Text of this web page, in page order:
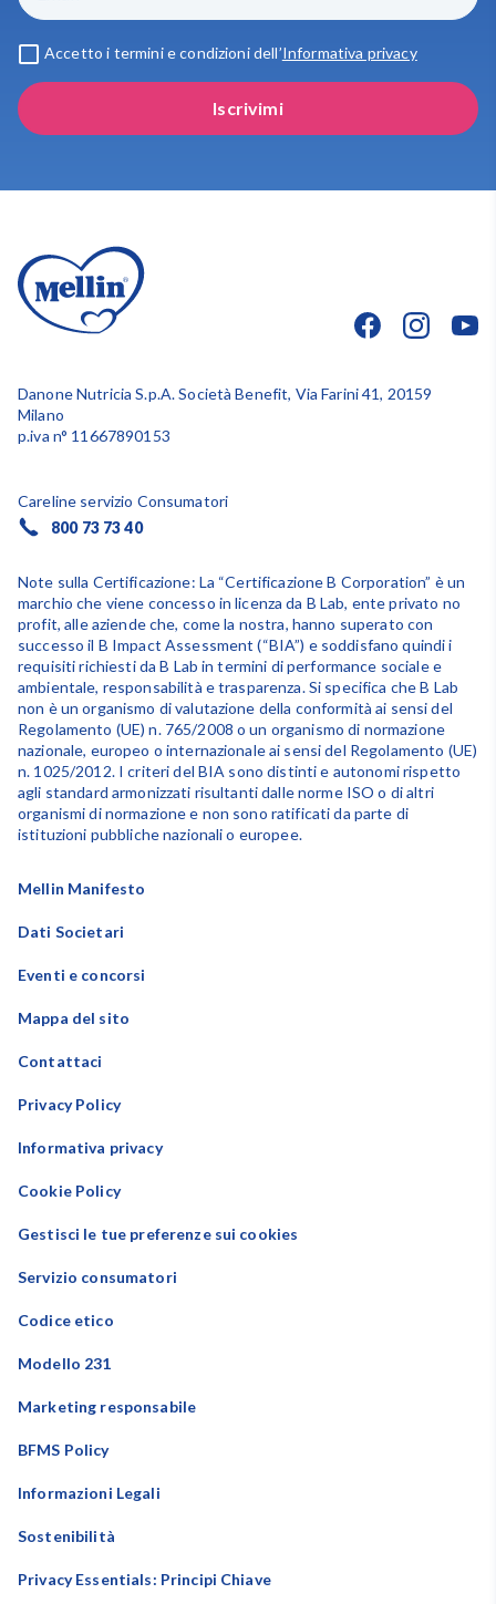
Accetto i termini e condizioni dell’Informativa privacy
Iscrivimi
Danone Nutricia S.p.A. Società Benefit, Via Farini 41, 20159
Milano
p.iva n° 11667890153
Careline servizio Consumatori
800 73 73 40
Note sulla Certificazione: La “Certificazione B Corporation” è un
marchio che viene concesso in licenza da B Lab, ente privato no
profit, alle aziende che, come la nostra, hanno superato con
successo il B Impact Assessment (“BIA”) e soddisfano quindi i
requisiti richiesti da B Lab in termini di performance sociale e
ambientale, responsabilità e trasparenza. Si specifica che B Lab
non è un organismo di valutazione della conformità ai sensi del
Regolamento (UE) n. 765/2008 o un organismo di normazione
nazionale, europeo o internazionale ai sensi del Regolamento (UE)
n. 1025/2012. I criteri del BIA sono distinti e autonomi rispetto
agli standard armonizzati risultanti dalle norme ISO o di altri
organismi di normazione e non sono ratificati da parte di
istituzioni pubbliche nazionali o europee.
Mellin Manifesto
Dati Societari
Eventi e concorsi
Mappa del sito
Contattaci
Privacy Policy
Informativa privacy
Cookie Policy
Gestisci le tue preferenze sui cookies
Servizio consumatori
Codice etico
Modello 231
Marketing responsabile
BFMS Policy
Informazioni Legali
Sostenibilità
Privacy Essentials: Principi Chiave